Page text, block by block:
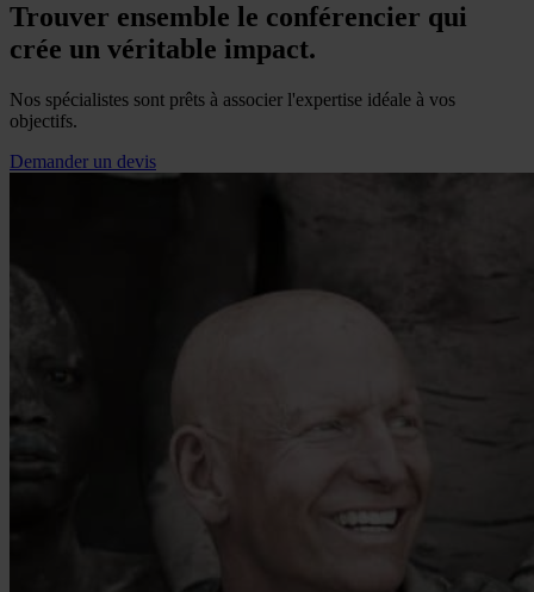
Trouver ensemble le conférencier qui
crée un véritable impact.
Nos spécialistes sont prêts à associer l'expertise idéale à vos
objectifs.
Demander un devis